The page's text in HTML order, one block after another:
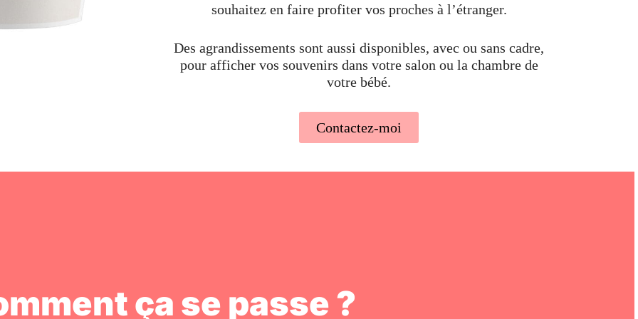
souhaitez en faire profiter vos proches à l’étranger.
Des agrandissements sont aussi disponibles, avec ou sans cadre,
pour afficher vos souvenirs dans votre salon ou la chambre de
votre bébé.
Contactez-moi
ça se passe ?